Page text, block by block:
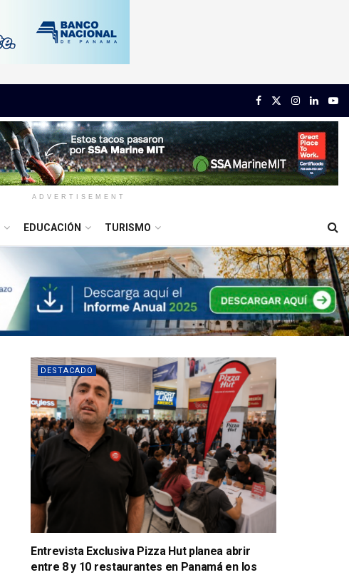
ADVERTISEMENT
EDUCACIÓN TURISMO
DESTACADO
Entrevista Exclusiva Pizza Hut planea abrir
entre 8 y 10 restaurantes en Panamá en los